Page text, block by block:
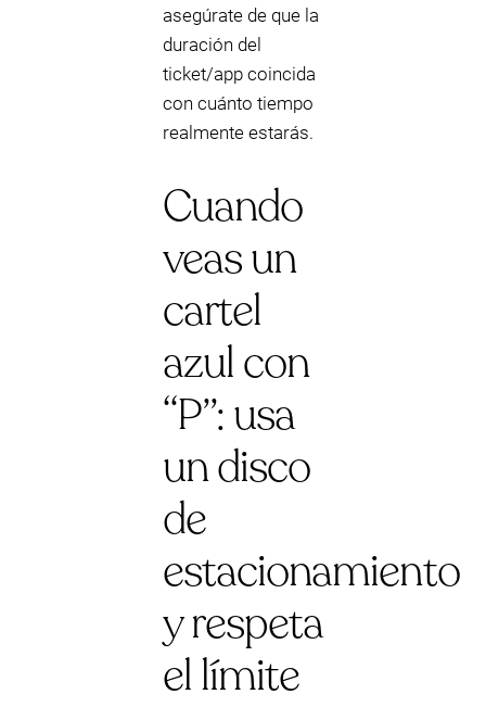
asegúrate de que la
duración del
ticket/app coincida
con cuánto tiempo
realmente estarás.
Cuando
veas un
cartel
azul con
“P”: usa
un disco
de
estacionamiento
y respeta
el límite